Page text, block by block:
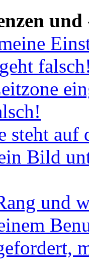
und
steht
Bild
und